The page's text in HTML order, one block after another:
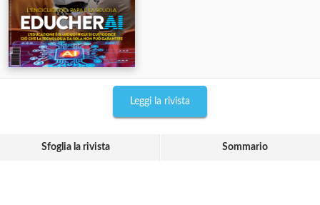
Leggi la rivista
Sfoglia la rivista Sommario